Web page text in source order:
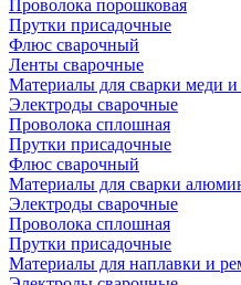
Проволока порошковая
Прутки присадочные
Флюс сварочный
Ленты сварочные
Материалы для сварки меди и
Электроды сварочные
Проволока сплошная
Прутки присадочные
Флюс сварочный
Материалы для сварки
Электроды сварочные
Проволока сплошная
Прутки присадочные
Материалы для наплавки и